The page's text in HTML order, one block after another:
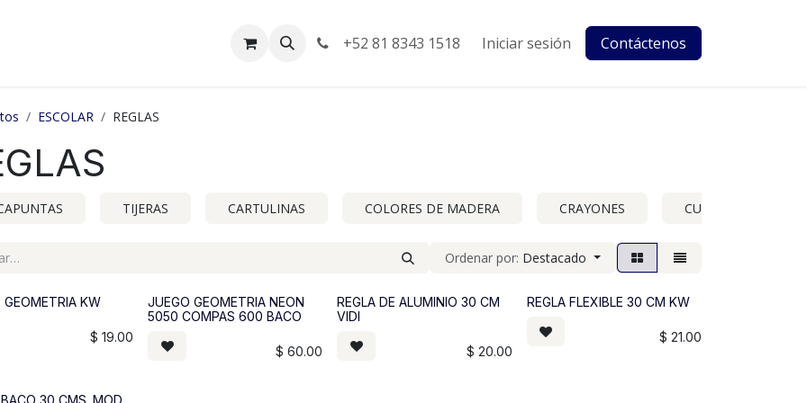
+52 81 8343 1518 Iniciar sesión Contáctenos
ESCOLAR REGLAS
TIJERAS CARTULINAS COLORES DE MADERA CRAYONES CUADERNOS Y
Ordenar por: Destacado
GEOMETRIA KW
$19.00
JUEGO GEOMETRIA NEON
5050 COMPAS 600 BACO
$60.00
REGLA DE ALUMINIO 30 CM
VIDI
$ 20.00
REGLA FLEXIBLE 30 CM KW
$ 21.00
30 CMS. MOD.